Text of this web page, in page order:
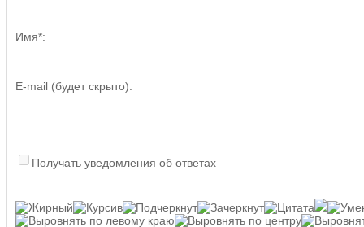
Имя*:
E-mail (будет скрыто):
Получать уведомления об ответах